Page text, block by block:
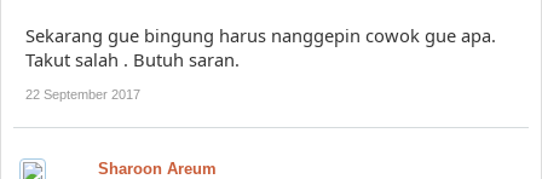
Sekarang gue bingung harus nanggepin cowok gue apa.
Takut salah . Butuh saran.
22 September 2017
Sharoon Areum